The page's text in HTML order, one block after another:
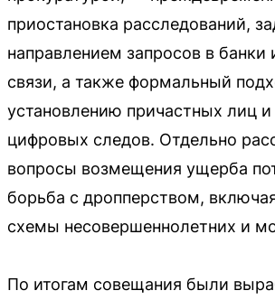
приостановка расследований,
направлением запросов в банки
связи, а также формальный
установлению причастных лиц и
цифровых следов. Отдельно
вопросы возмещения ущерба
борьба с дропперством,
схемы несовершеннолетних и
По итогам совещания были